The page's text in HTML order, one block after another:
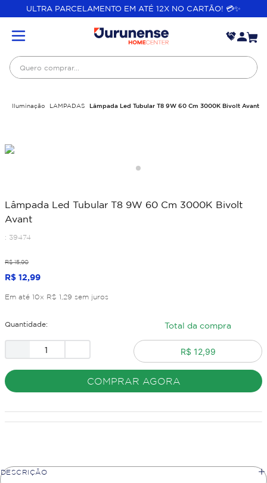
ULTRA PARCELAMENTO EM ATÉ 12X NO CARTÃO! 💳✨
Quero comprar...
Iluminação LAMPADAS Lâmpada Led Tubular T8 9W 60 Cm 3000K Bivolt Avant
Lâmpada Led Tubular T8 9W 60 Cm 3000K Bivolt
Avant
: 39474
R$ 15,90
R$ 12,99
Em até 10x R$ 1 29 sem juros
Quantidade: Total da compra
R$ 12,99
COMPRAR AGORA
DESCRIÇÃO